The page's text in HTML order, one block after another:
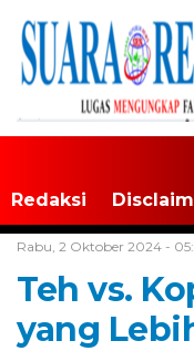
Redaksi
Rabu, 2 Oktober 2024 -
Teh vs.
yang